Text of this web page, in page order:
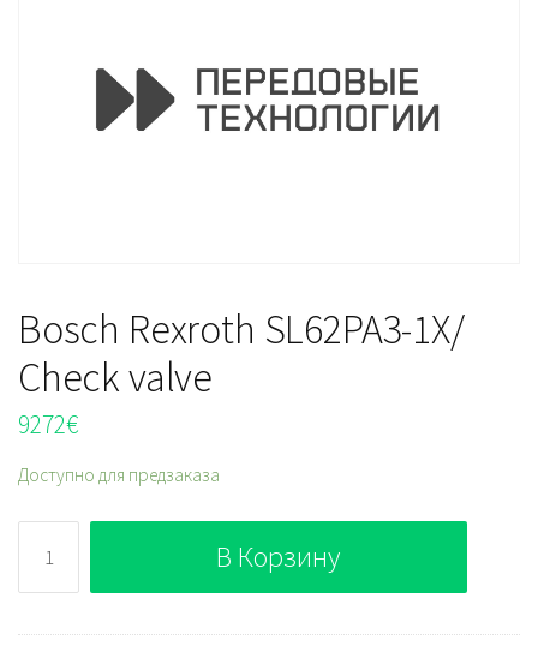
Bosch Rexroth SL62PA3-1X/
Check valve
9272€
Доступно для предзаказа
Bosch
Rexroth
SL62PA3-
В Корзину